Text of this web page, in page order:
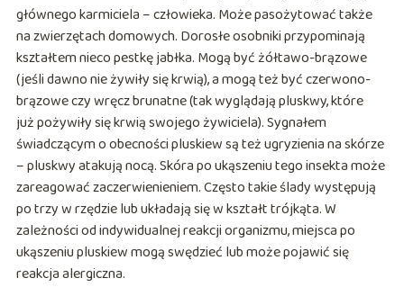
głównego karmiciela – człowieka. Może pasożytować także
na zwierzętach domowych. Dorosłe osobniki przypominają
kształtem nieco pestkę jabłka. Mogą być żółtawo-brązowe
(jeśli dawno nie żywiły się krwią), a mogą też być czerwono-
brązowe czy wręcz brunatne (tak wyglądają pluskwy, które
już pożywiły się krwią swojego żywiciela). Sygnałem
świadczącym o obecności pluskiew są też ugryzienia na skórze
– pluskwy atakują nocą. Skóra po ukąszeniu tego insekta może
zareagować zaczerwienieniem. Często takie ślady występują
po trzy w rzędzie lub układają się w kształt trójkąta. W
zależności od indywidualnej reakcji organizmu, miejsca po
ukąszeniu pluskiew mogą swędzieć lub może pojawić się
reakcja alergiczna.